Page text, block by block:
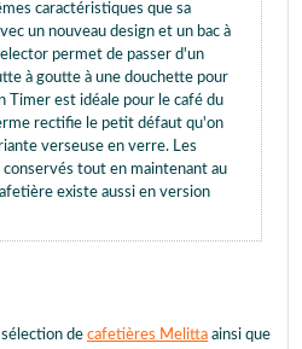
caractéristiques que sa
un nouveau design et un bac à
permet de passer d'un
à goutte à une douchette pour
Timer est idéale pour le café du
rectifie le petit défaut qu'on
verseuse en verre. Les
tout en maintenant au
existe aussi en version
de cafetières Melitta ainsi que